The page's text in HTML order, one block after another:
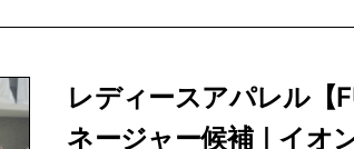
レディースアパレル【
ネージャー候補｜イオ